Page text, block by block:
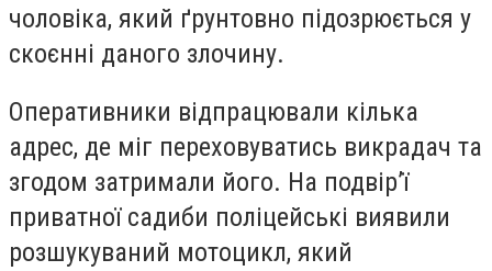
чоловіка, який ґрунтовно підозрюється у
скоєнні даного злочину.
Оперативники відпрацювали кілька
адрес, де міг переховуватись викрадач та
згодом затримали його. На подвір’ї
приватної садиби поліцейські виявили
розшукуваний мотоцикл, який